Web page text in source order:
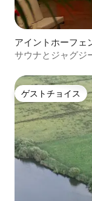
アイントホーフェ
サウナとジャグジ
ゲストチョイス
ゲストチョイス